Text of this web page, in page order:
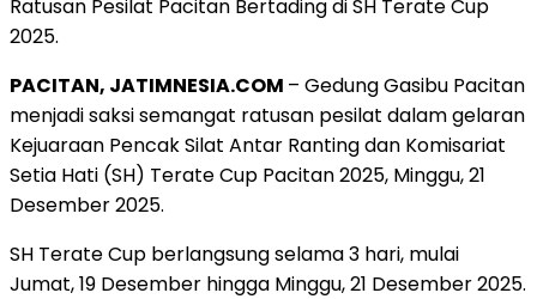
Ratusan Pesilat Pacitan Bertading di SH Terate Cup
2025.
PACITAN, JATIMNESIA.COM – Gedung Gasibu Pacitan
menjadi saksi semangat ratusan pesilat dalam gelaran
Kejuaraan Pencak Silat Antar Ranting dan Komisariat
Setia Hati (SH) Terate Cup Pacitan 2025, Minggu, 21
Desember 2025.
SH Terate Cup berlangsung selama 3 hari, mulai
Jumat, 19 Desember hingga Minggu, 21 Desember 2025.